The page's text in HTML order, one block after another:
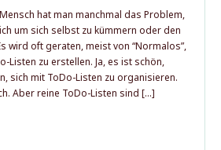
hat man manchmal das Problem,
um sich selbst zu kümmern oder den
wird oft geraten, meist von “Normalos”,
Listen zu erstellen. Ja, es ist schön,
sich mit ToDo-Listen zu organisieren.
Aber reine ToDo-Listen sind […]